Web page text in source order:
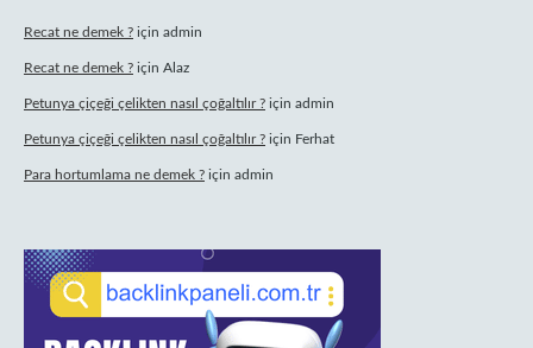
Recat ne demek ? için admin
Recat ne demek ? için Alaz
Petunya çiçeği çelikten nasıl çoğaltılır ? için admin
Petunya çiçeği çelikten nasıl çoğaltılır ? için Ferhat
Para hortumlama ne demek ? için admin